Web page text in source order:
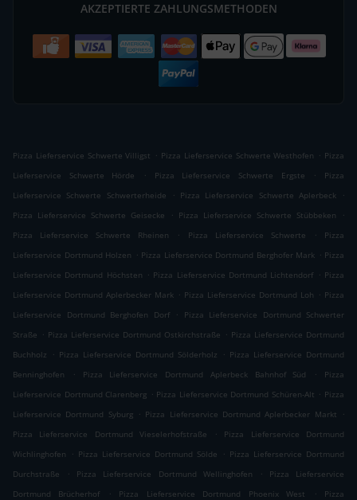
AKZEPTIERTE ZAHLUNGSMETHODEN
Pizza Lieferservice Schwerte Villigst . Pizza Lieferservice Schwerte Westhofen . Pizza
Lieferservice Schwerte Hörde
. Pizza Lieferservice Schwerte Ergste .
Pizza
Lieferservice Schwerte Schwerterheide
. Pizza Lieferservice Schwerte Aplerbeck
.
Pizza Lieferservice Schwerte Geisecke
. Pizza Lieferservice Schwerte Stübbeken
.
Pizza Lieferservice Schwerte Rheinen
. Pizza Lieferservice Schwerte .
Pizza
Lieferservice Dortmund Holzen . Pizza Lieferservice Dortmund Berghofer Mark . Pizza
Lieferservice Dortmund Höchsten . Pizza Lieferservice Dortmund Lichtendorf . Pizza
Lieferservice Dortmund Aplerbecker Mark . Pizza Lieferservice Dortmund Loh . Pizza
Lieferservice Dortmund Berghofen Dorf
.
Pizza Lieferservice Dortmund Schwerter
Straße . Pizza Lieferservice Dortmund Ostkirchstraße . Pizza Lieferservice Dortmund
Buchholz
. Pizza Lieferservice Dortmund Sölderholz . Pizza Lieferservice Dortmund
Benninghofen
. Pizza Lieferservice Dortmund Aplerbeck Bahnhof Süd .
Pizza
Lieferservice Dortmund Clarenberg . Pizza Lieferservice Dortmund Schüren-Alt . Pizza
Lieferservice Dortmund Syburg . Pizza Lieferservice Dortmund Aplerbecker Markt
.
Pizza Lieferservice Dortmund Vieselerhofstraße
.
Pizza Lieferservice Dortmund
Wichlinghofen
. Pizza Lieferservice Dortmund Sölde . Pizza Lieferservice Dortmund
Durchstraße
. Pizza Lieferservice Dortmund Wellinghofen .
Pizza Lieferservice
Dortmund Brücherhof
. Pizza Lieferservice Dortmund Phoenix West .
Pizza